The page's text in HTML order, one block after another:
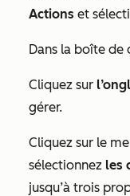
Actions et
Dans la boîte de
Cliquez sur
gérer.
Cliquez sur le
sélectionnez les
jusqu’à trois